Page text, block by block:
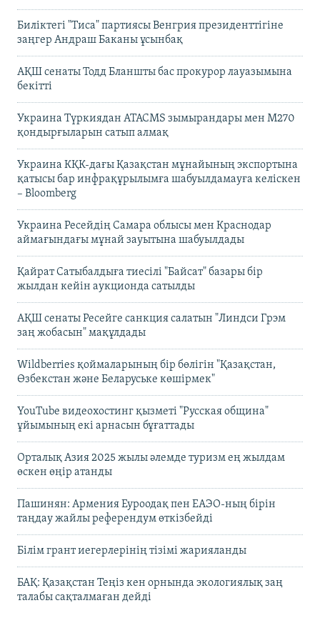
Биліктегі "Тиса" партиясы Венгрия президенттігіне
заңгер Андраш Баканы ұсынбақ
АҚШ сенаты Тодд Бланшты бас прокурор лауазымына
бекітті
Украина Түркиядан ATACMS зымырандары мен M270
қондырғыларын сатып алмақ
Украина КҚК-дағы Қазақстан мұнайының экспортына
қатысы бар инфрақұрылымға шабуылдамауға келіскен
– Bloomberg
Украина Ресейдің Самара облысы мен Краснодар
аймағындағы мұнай зауытына шабуылдады
Қайрат Сатыбалдыға тиесілі "Байсат" базары бір
жылдан кейін аукционда сатылды
АҚШ сенаты Ресейге санкция салатын "Линдси Грэм
заң жобасын" мақұлдады
Wildberries қоймаларының бір бөлігін "Қазақстан,
Өзбекстан және Беларуське көшірмек"
YouTube видеохостинг қызметі "Русская община"
ұйымының екі арнасын бұғаттады
Орталық Азия 2025 жылы әлемде туризм ең жылдам
өскен өңір атанды
Пашинян: Армения Еуроодақ пен ЕАЭО-ның бірін
таңдау жайлы референдум өткізбейді
Білім грант иегерлерінің тізімі жарияланды
БАҚ: Қазақстан Теңіз кен орнында экологиялық заң
талабы сақталмаған дейді